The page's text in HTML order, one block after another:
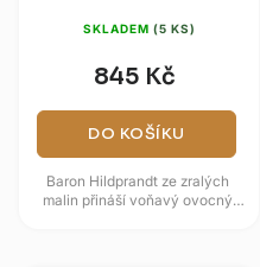
SKLADEM (5 KS)
845 Kč
DO KOŠÍKU
Baron Hildprandt ze zralých
malin přináší voňavý ovocný